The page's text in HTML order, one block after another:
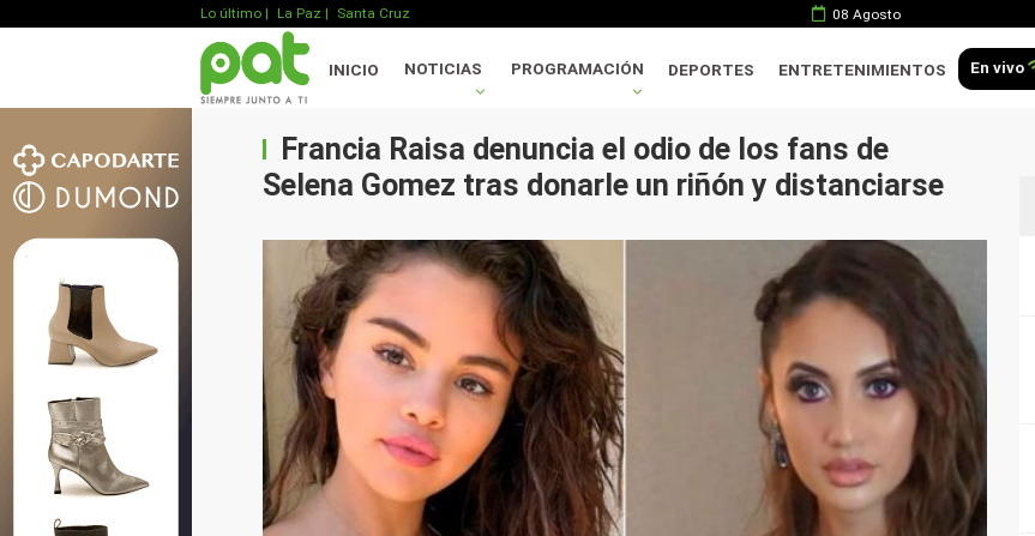
Lo último | La Paz | Santa Cruz 08 Agosto
INICIO NOTICIAS PROGRAMACIÓN DEPORTES ENTRETENIMIENTOS En vivo
Francia Raisa denuncia el odio de los fans de
Selena Gomez tras donarle un riñón y distanciarse